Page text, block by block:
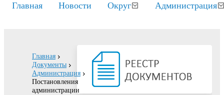
Главная Новости Округ Администрация
Главная
Документы
Администрация
Постановления
администрации